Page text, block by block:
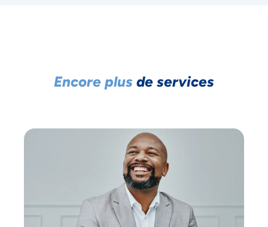
Encore plus de services
NOUS ACCORDONS DE
L'IMPORTANCE À VOTRE VIE